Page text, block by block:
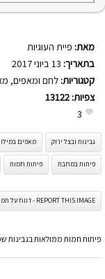
מאת: פיית העוגיות
בתאריך:
קטגוריות: לחם ומאפים,
צפיות: 13122
3
גבינות ובצל ירוק מאפים
פיתות במחבת פיתות חמות
REPORT THIS IMAGE - דווח על תמונה זו
פיתות חמות ממולאות בגבינות